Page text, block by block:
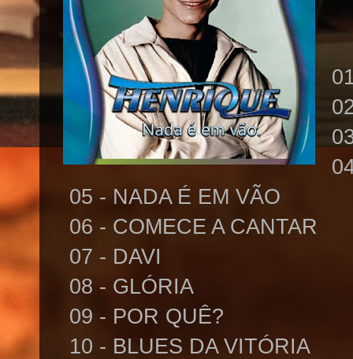
05 - NADA É EM VÃO
06 - COMECE A CANTAR
07 - DAVI
08 - GLÓRIA
09 - POR QUÊ?
10 - BLUES DA VITÓRIA